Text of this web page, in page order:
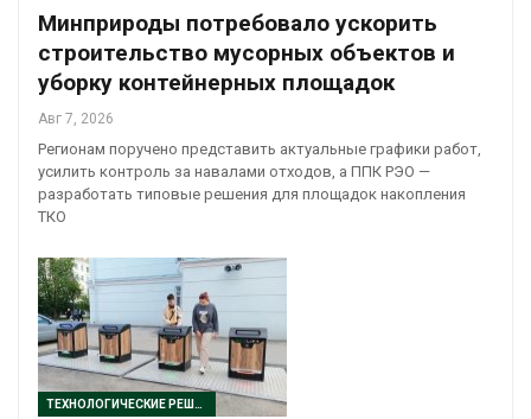
Минприроды потребовало ускорить
строительство мусорных объектов и
уборку контейнерных площадок
Авг 7, 2026
Регионам поручено представить актуальные графики работ,
усилить контроль за навалами отходов, а ППК РЭО —
разработать типовые решения для площадок накопления
ТКО
ТЕХНОЛОГИЧЕСКИЕ РЕШЕНИЯ